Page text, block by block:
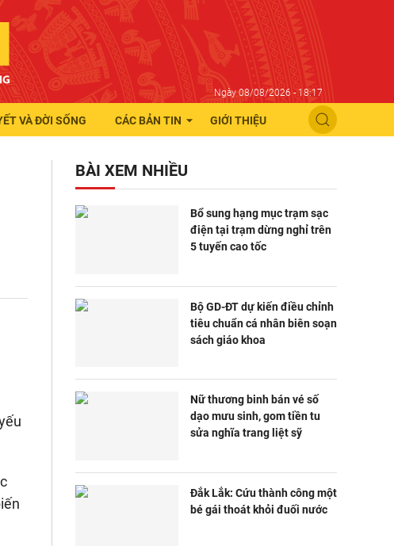
Ngày 08/08/2026 - 18:17
VÀ ĐỜI SỐNG CÁC BẢN TIN GIỚI THIỆU
BÀI XEM NHIỀU
Bổ sung hạng mục trạm sạc
điện tại trạm dừng nghỉ trên
5 tuyến cao tốc
Bộ GD-ĐT dự kiến điều chỉnh
tiêu chuẩn cá nhân biên soạn
sách giáo khoa
Nữ thương binh bán vé số
dạo mưu sinh, gom tiền tu
sửa nghĩa trang liệt sỹ
Đắk Lắk: Cứu thành công một
bé gái thoát khỏi đuối nước